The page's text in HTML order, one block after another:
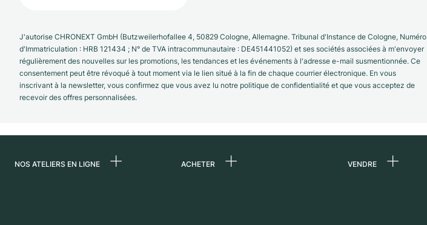
J'autorise CHRONEXT GmbH (Butzweilerhofallee 4, 50829 Cologne, Allemagne. Tribunal d'Instance de Cologne, Numéro
d'Immatriculation : HRB 121434 ; N° de TVA intracommunautaire : DE451441052) et ses sociétés associées à m'envoyer
régulièrement des nouvelles sur les promotions, les tendances et les événements à l'adresse e-mail susmentionnée. Ce
consentement peut être révoqué à tout moment via le lien situé à la fin de chaque courrier électronique. En vous
inscrivant à la newsletter, vous confirmez que vous avez lu notre politique de confidentialité et que vous acceptez de
recevoir des offres personnalisées.
NOS ATELIERS EN LIGNE ACHETER VENDRE